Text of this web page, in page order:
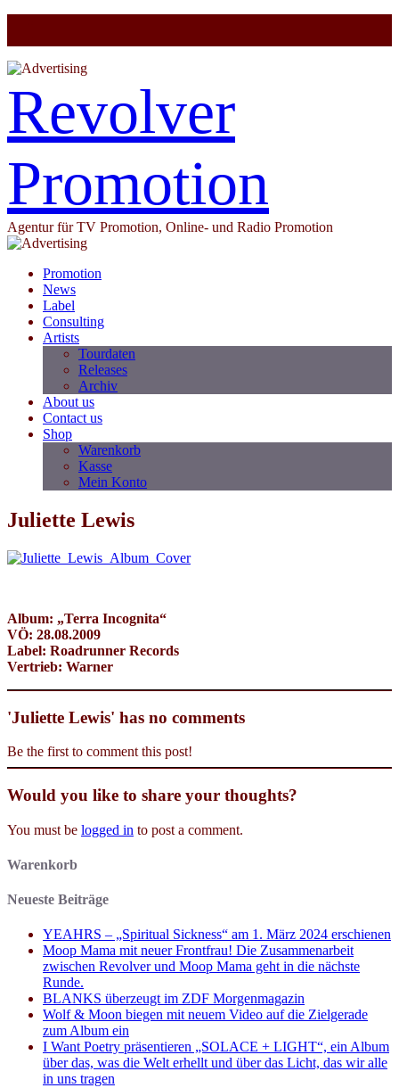
Revolver
Promotion
Agentur für TV Promotion, Online- und Radio Promotion
Promotion
News
Label
Consulting
Artists
Tourdaten
Releases
Archiv
About us
Contact us
Shop
Warenkorb
Kasse
Mein Konto
Juliette Lewis
Album: „Terra Incognita“
VÖ: 28.08.2009
Label: Roadrunner Records
Vertrieb: Warner
'Juliette Lewis' has no comments
Be the first to comment this post!
Would you like to share your thoughts?
You must be logged in to post a comment.
Warenkorb
Neueste Beiträge
YEAHRS – „Spiritual Sickness“ am 1. März 2024 erschienen
Moop Mama mit neuer Frontfrau! Die Zusammenarbeit
zwischen Revolver und Moop Mama geht in die nächste
Runde.
BLANKS überzeugt im ZDF Morgenmagazin
Wolf & Moon biegen mit neuem Video auf die Zielgerade
zum Album ein
I Want Poetry präsentieren „SOLACE + LIGHT“, ein Album
über das, was die Welt erhellt und über das Licht, das wir alle
in uns tragen